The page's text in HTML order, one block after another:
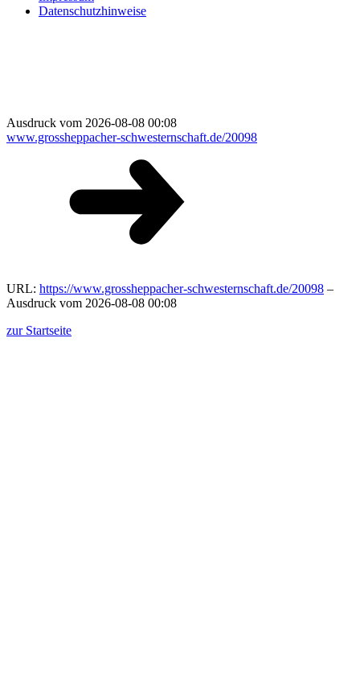
Datenschutzhinweise
Ausdruck vom 2026-08-08 00:08
www.grossheppacher-schwesternschaft.de/20098
URL: https://www.grossheppacher-schwesternschaft.de/20098 –
Ausdruck vom 2026-08-08 00:08
zur Startseite